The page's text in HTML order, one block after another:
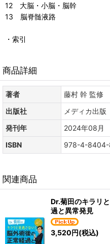
12 大脳・小脳・脳幹
13 脳脊髄液路
・索引
商品詳細
著者
藤村 幹 監修
出版社
メディカ出版
発刊年
2024年08月
ISBN
978-4-8404-
関連商品
Dr.菊田のキラリ
過と異常発見
3,520円(税込)